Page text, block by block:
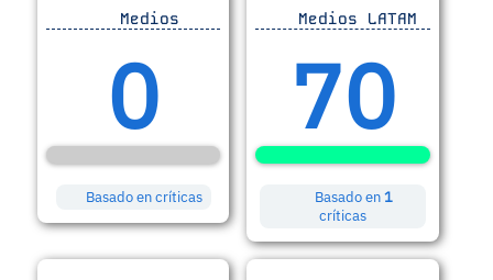
Medios
0
Basado encríticas
Medios LATAM
70
Basado en1
críticas